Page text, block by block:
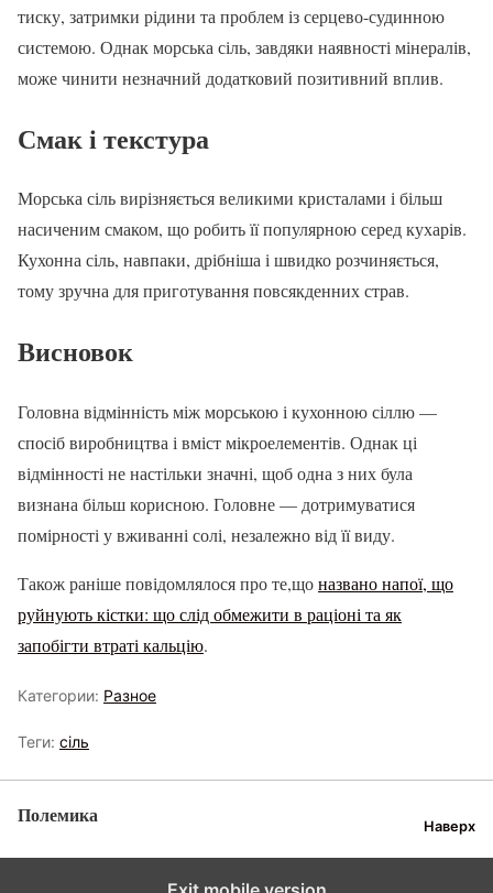
тиску, затримки рідини та проблем із серцево-судинною
системою. Однак морська сіль, завдяки наявності мінералів,
може чинити незначний додатковий позитивний вплив.
Смак і текстура
Морська сіль вирізняється великими кристалами і більш
насиченим смаком, що робить її популярною серед кухарів.
Кухонна сіль, навпаки, дрібніша і швидко розчиняється,
тому зручна для приготування повсякденних страв.
Висновок
Головна відмінність між морською і кухонною сіллю —
спосіб виробництва і вміст мікроелементів. Однак ці
відмінності не настільки значні, щоб одна з них була
визнана більш корисною. Головне — дотримуватися
помірності у вживанні солі, незалежно від її виду.
Також раніше повідомлялося про те,щоназвано напої, що
руйнують кістки: що слід обмежити в раціоні та як
запобігти втраті кальцію.
Категории: Разное
Теги: сіль
Полемика Наверх